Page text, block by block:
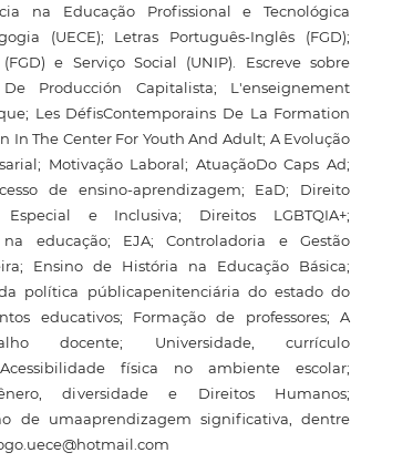
na Educação Profissional e Tecnológica
(UECE); Letras Português-Inglês (FGD);
e Serviço Social (UNIP). Escreve sobre
Producción Capitalista; L'enseignement
Les DéfisContemporains De La Formation
In The Center For Youth And Adult; A Evolução
Motivação Laboral; AtuaçãoDo Caps Ad;
de ensino-aprendizagem; EaD; Direito
Especial e Inclusiva; Direitos LGBTQIA+;
na educação; EJA; Controladoria e Gestão
Ensino de História na Educação Básica;
política públicapenitenciária do estado do
educativos; Formação de professores; A
docente; Universidade, currículo
Acessibilidade física no ambiente escolar;
diversidade e Direitos Humanos;
de umaaprendizagem significativa, dentre